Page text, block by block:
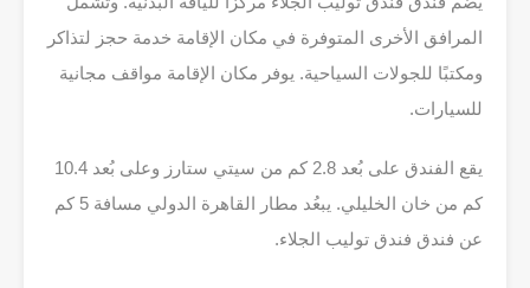
المرافق الأخرى المتوفرة في مكان الإقامة خدمة حجز لتذاكر
ومكتبًا للجولات السياحية. يوفر مكان الإقامة مواقف مجانية
للسيارات.
يقع الفندق على بُعد 2.8 كم من سيتي ستارز وعلى بُعد 10.4
كم من خان الخليلي. يبعُد مطار القاهرة الدولي مسافة 5 كم
عن فندق فندق توليب الجلاء.